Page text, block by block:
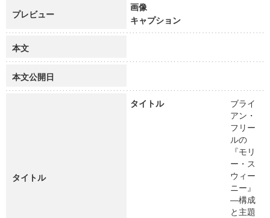
プレビュー
画像
キャプション
本文
本文公開日
タイトル
タイトル
ブライ
アン・
フリー
ルの
『モリ
ー・ス
ウィー
ニー』
―構成
と主題